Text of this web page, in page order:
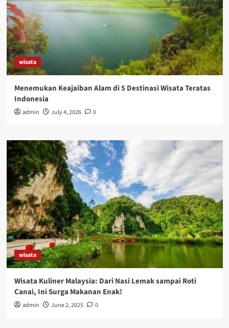
wisata
Menemukan Keajaiban Alam di 5 Destinasi Wisata Teratas
Indonesia
admin July 4, 2026 0
wisata
Wisata Kuliner Malaysia: Dari Nasi Lemak sampai Roti
Canai, Ini Surga Makanan Enak!
admin June 2, 2025 0